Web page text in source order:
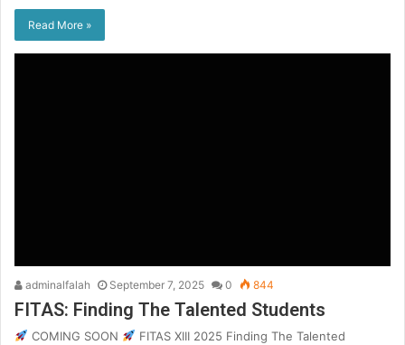
Read More »
adminalfalah September 7, 2025 0 844
FITAS: Finding The Talented Students
COMING SOON
FITAS XIII 2025 Finding The Talented